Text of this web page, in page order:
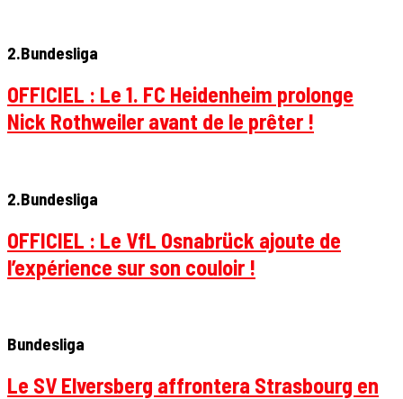
2.Bundesliga
OFFICIEL : Le 1. FC Heidenheim prolonge
Nick Rothweiler avant de le prêter !
2.Bundesliga
OFFICIEL : Le VfL Osnabrück ajoute de
l’expérience sur son couloir !
Bundesliga
Le SV Elversberg affrontera Strasbourg en